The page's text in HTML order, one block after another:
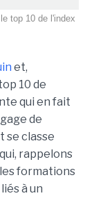
top 10 de l'index
et,
10 de
qui en fait
de
se classe
rappelons
formations
à un